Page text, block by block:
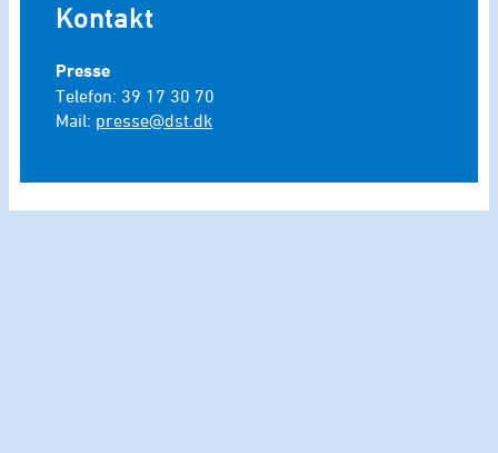
Kontakt
Presse
Telefon: 39 17 30 70
Mail: presse@dst.dk